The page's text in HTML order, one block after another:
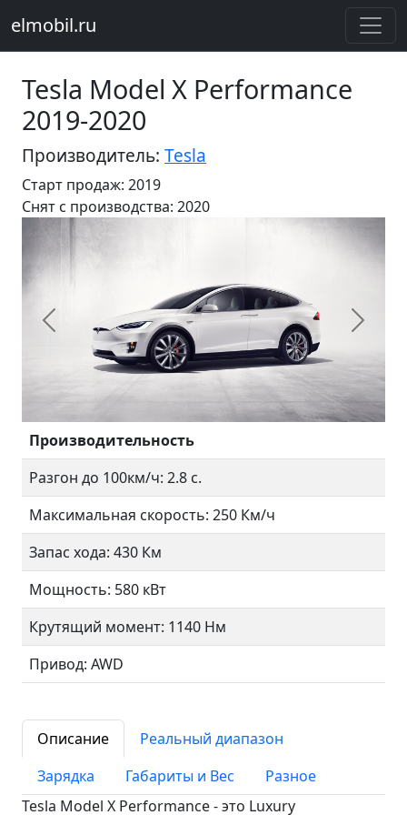
elmobil.ru
Tesla Model X Performance
2019-2020
Производитель: Tesla
Старт продаж: 2019
Cнят с производства: 2020
Предыдущий
Производительность
Разгон до 100км/ч: 2.8 с.
Максимальная скорость: 250 Км/ч
Запас хода: 430 Км
Мощность: 580 кВт
Крутящий момент: 1140 Нм
Привод: AWD
Описание
Реальный диапазон
Зарядка
Габариты и Вес
Разное
Tesla Model X Performance - это Luxury